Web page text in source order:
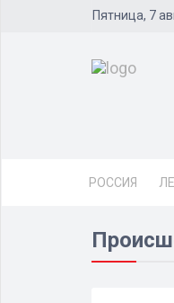
Пятница, 7
РОССИЯ